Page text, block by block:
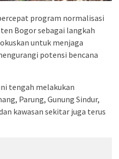
program normalisasi
Bogor sebagai langkah
untuk menjaga
potensi bencana
tengah melakukan
Parung, Gunung Sindur,
kawasan sekitar juga terus